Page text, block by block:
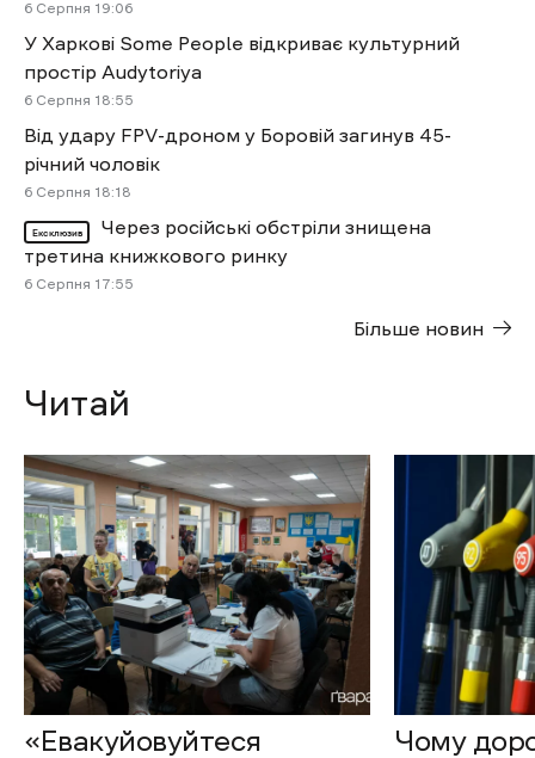
6 Cерпня 19:06
У Харкові Some People відкриває культурний
простір Audytoriya
6 Cерпня 18:55
Від удару FPV-дроном у Боровій загинув 45-
річний чоловік
6 Cерпня 18:18
Ексклюзив
Через російські обстріли знищена
третина книжкового ринку
6 Cерпня 17:55
Більше новин
Читай
«Евакуйовуйтеся
Чому